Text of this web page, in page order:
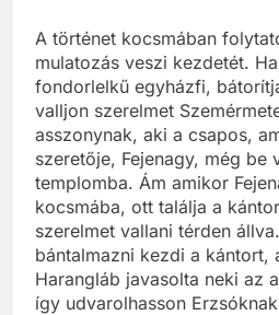
A történet kocsmában
mulatozás veszi kezdetét.
fondorlelkű egyházfi,
valljon szerelmet
asszonynak, aki a csapos,
szeretője, Fejenagy, még be
templomba. Ám amikor
kocsmába, ott találja a
szerelmet vallani térden
bántalmazni kezdi a kántort,
Harangláb javasolta neki az
így udvarolhasson